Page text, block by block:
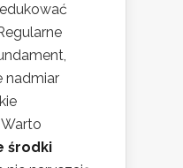
nadmiar
środki